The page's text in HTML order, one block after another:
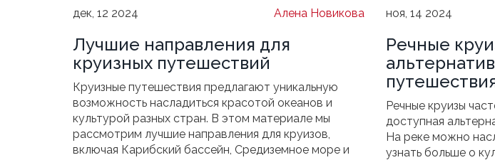
дек, 12 2024 Алена Новикова
Лучшие направления для
круизных путешествий
Круизные путешествия предлагают уникальную
возможность насладиться красотой океанов и
культурой разных стран. В этом материале мы
рассмотрим лучшие направления для круизов,
включая Карибский бассейн, Средиземное море и
ноя, 14 2024
Речные
Речные круизы
доступная
На реке можно
узнать больше о